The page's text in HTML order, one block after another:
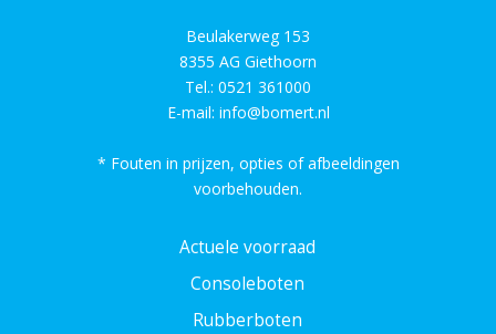
Beulakerweg 153
8355 AG Giethoorn
Tel.: 0521 361000
E-mail: info@bomert.nl
* Fouten in prijzen, opties of afbeeldingen
voorbehouden.
Actuele voorraad
Consoleboten
Rubberboten